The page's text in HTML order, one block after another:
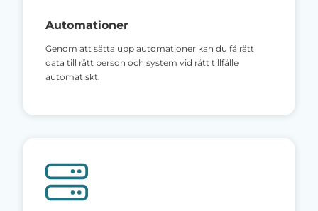
Automationer
Genom att sätta upp automationer kan du få rätt
data till rätt person och system vid rätt tillfälle
automatiskt.